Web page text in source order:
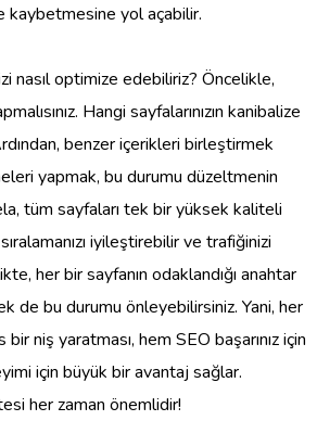
kaybetmesine yol açabilir.
nasıl optimize edebiliriz? Öncelikle,
Hangi sayfalarınızın kanibalize
benzer içerikleri birleştirmek
yapmak, bu durumu düzeltmenin
tüm sayfaları tek bir yüksek kaliteli
iyileştirebilir ve trafiğinizi
her bir sayfanın odaklandığı anahtar
de bu durumu önleyebilirsiniz. Yani, her
bir niş yaratması, hem SEO başarınız için
için büyük bir avantaj sağlar.
her zaman önemlidir!